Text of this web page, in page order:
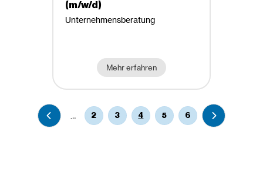
(m/w/d)
Unternehmensberatung
Mehr erfahren
… 2 3 4 5 6